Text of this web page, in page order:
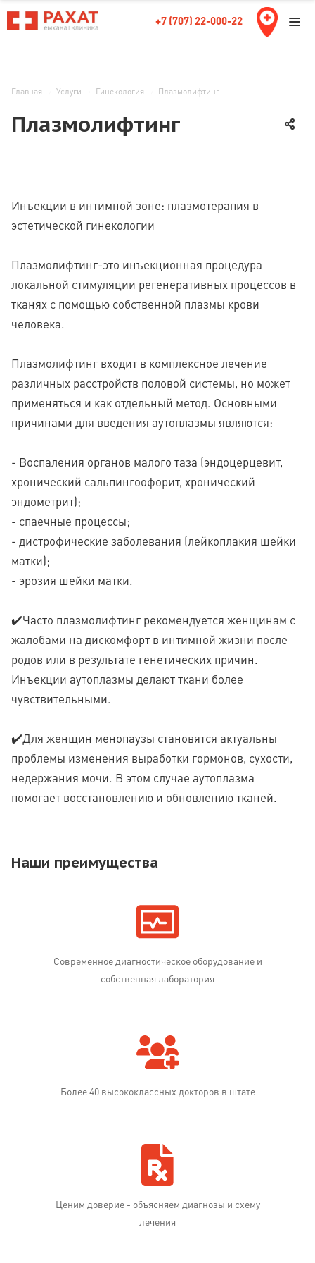
+7 (707) 22-000-22
Главная Услуги Гинекология Плазмолифтинг
Плазмолифтинг
Инъекции в интимной зоне: плазмотерапия в
эстетической гинекологии
Плазмолифтинг-это инъекционная процедура
локальной стимуляции регенеративных процессов в
тканях с помощью собственной плазмы крови
человека.
Плазмолифтинг входит в комплексное лечение
различных расстройств половой системы, но может
применяться и как отдельный метод. Основными
причинами для введения аутоплазмы являются:
- Воспаления органов малого таза (эндоцерцевит,
хронический сальпингоофорит, хронический
эндометрит);
- спаечные процессы;
- дистрофические заболевания (лейкоплакия шейки
матки);
- эрозия шейки матки.
✔️Часто плазмолифтинг рекомендуется женщинам с
жалобами на дискомфорт в интимной жизни после
родов или в результате генетических причин.
Инъекции аутоплазмы делают ткани более
чувствительными.
✔️Для женщин менопаузы становятся актуальны
проблемы изменения выработки гормонов, сухости,
недержания мочи. В этом случае аутоплазма
помогает восстановлению и обновлению тканей.
Наши преимущества
Современное диагностическое оборудование и
собственная лаборатория
Более 40 высококлассных докторов в штате
Ценим доверие - объясняем диагнозы и схему
лечения